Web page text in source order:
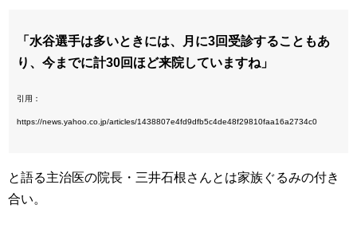
「水谷選手は多いときには、月に3回受診することもあ
り、今までに計30回ほど来院していますね」
引用：
https://news.yahoo.co.jp/articles/1438807e4fd9dfb5c4de48f29810faa16a2734c0
と語る主治医の院長・三井石根さんとは家族ぐるみの付き
合い。